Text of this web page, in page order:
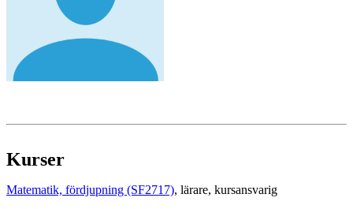
Kurser
Matematik, fördjupning (SF2717), lärare, kursansvarig